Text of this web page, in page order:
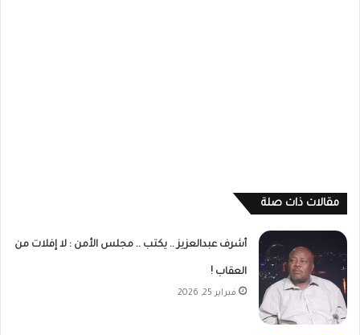
مقالات ذات صلة
أشرف عبدالعزيز .. يكتب .. مجلس الأمن : لا إفلات من
العقاب !
فبراير 25, 2026